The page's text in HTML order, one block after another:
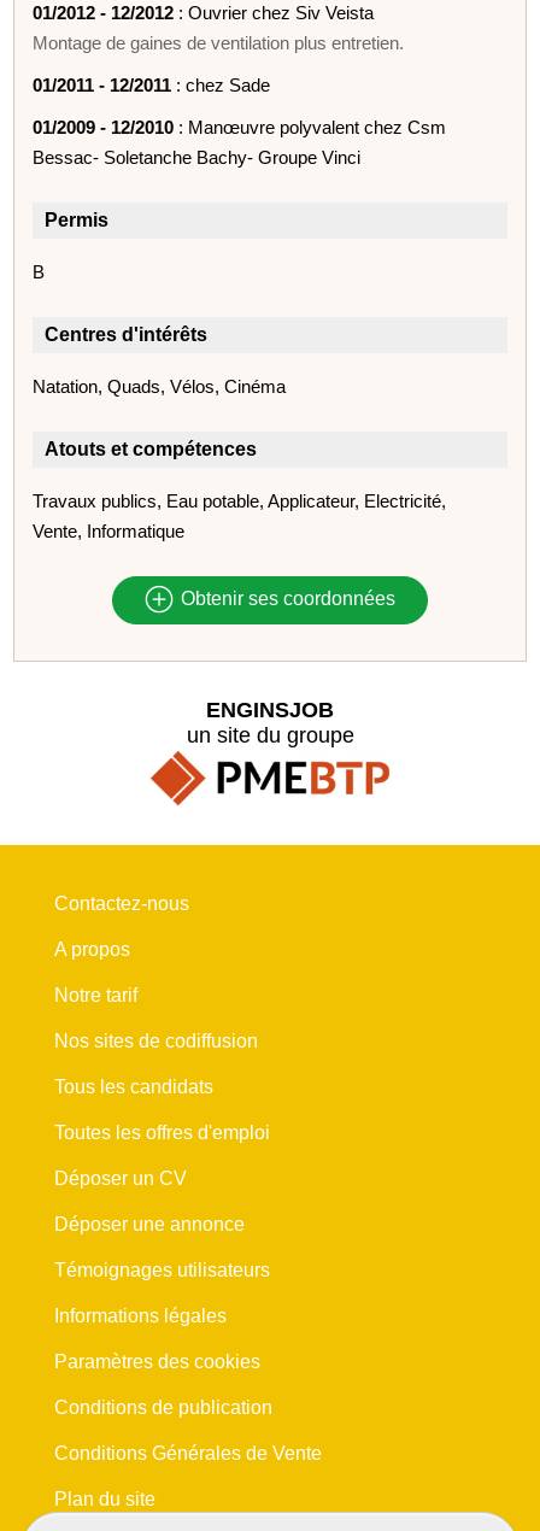
01/2012 - 12/2012 : Ouvrier chez Siv Veista
Montage de gaines de ventilation plus entretien.
01/2011 - 12/2011 : chez Sade
01/2009 - 12/2010 : Manœuvre polyvalent chez Csm
Bessac- Soletanche Bachy- Groupe Vinci
Permis
B
Centres d'intérêts
Natation, Quads, Vélos, Cinéma
Atouts et compétences
Travaux publics, Eau potable, Applicateur, Electricité,
Vente, Informatique
Obtenir ses coordonnées
ENGINSJOB
un site du groupe
Contactez-nous
A propos
Notre tarif
Nos sites de codiffusion
Tous les candidats
Toutes les offres d'emploi
Déposer un CV
Déposer une annonce
Témoignages utilisateurs
Informations légales
Paramètres des cookies
Conditions de publication
Conditions Générales de Vente
Plan du site